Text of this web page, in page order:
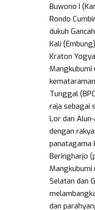
Buwono I
Rondo
dukuh
Kali
Kraton
Mangkubumi
Tunggal
raja sebagai
Lor dan
dengan
panatagama
Beringharjo
Selatan dan
dan